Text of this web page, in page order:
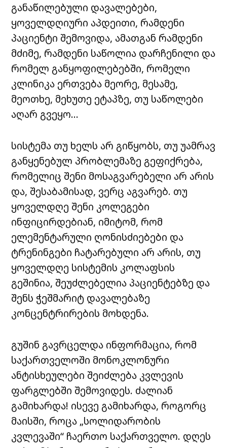
განაწილებული დავალებები,
ყოველდღიური აპდეითი, რამდენი
პაციენტი შემოვიდა, ამათგან რამდენი
მძიმე, რამდენი საწოლია დარჩენილი და
რომელ განყოფილებებში, რომელი
კლინიკა ერთვება მეორე, მესამე,
მეოთხე, მეხუთე ეტაპზე, თუ საწოლები
აღარ გვეყო…
სისტემა თუ ხელს არ გიწყობს, თუ უამრავ
განყენებულ პრობლემაზე გეფიქრება,
რომელიც შენი მოსაგვარებელი არ არის
და, შესაბამისად, ვერც აგვარებ. თუ
ყოველდღე შენი კოლეგები
ინფიცირდებიან, იმიტომ, რომ
ელემენტარული ღონისძიებები და
ტრენინგები ჩატარებული არ არის, თუ
ყოველდღე სისტემის კოლაფსის
გეშინია, შეუძლებელია პაციენტებზე და
შენს ჭეშმარიტ დავალებაზე
კონცენტრირების მოხდენა.
გუშინ გავრცელდა ინფორმაცია, რომ
საქართველოში მონოკლონური
ანტისხეულები შეიძლება კვლევის
ფარგლებში შემოვიდეს. ძალიან
გამიხარდა! ისევე გამიხარდა, როგორც
მაისში, როცა „სოლიდარობის
კვლევაში“ ჩაერთო საქართველო. დღეს